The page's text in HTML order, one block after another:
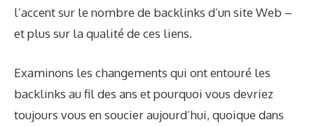
l’accent sur le nombre de backlinks d’un site Web –
et plus sur la qualité de ces liens.
Examinons les changements qui ont entouré les
backlinks au fil des ans et pourquoi vous devriez
toujours vous en soucier aujourd’hui, quoique dans